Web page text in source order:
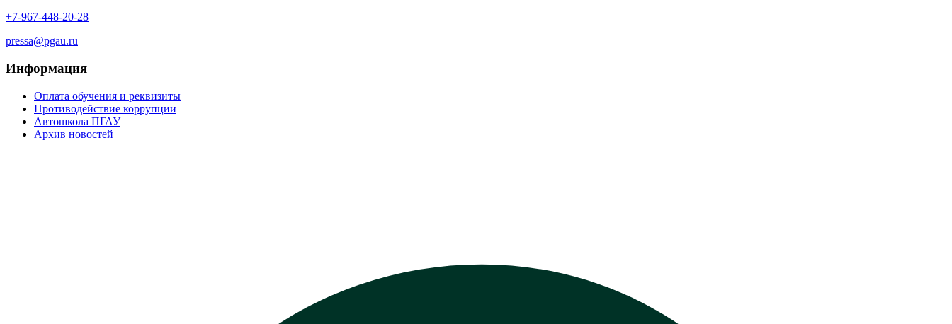
+7-967-448-20-28
pressa@pgau.ru
Информация
Оплата обучения и реквизиты
Противодействие коррупции
Автошкола ПГАУ
Архив новостей